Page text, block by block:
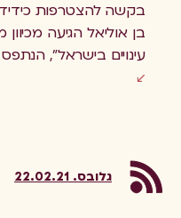
בקשה להצטרפות
בן אוליאל הגיעה
עינויים בישראל",
גלובס. 22.02.21